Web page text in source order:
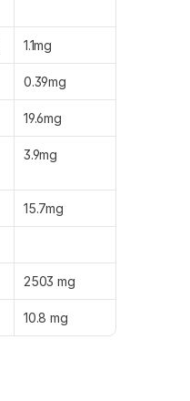
1.1mg
0.39mg
19.6mg
3.9mg
15.7mg
2503 mg
10.8 mg